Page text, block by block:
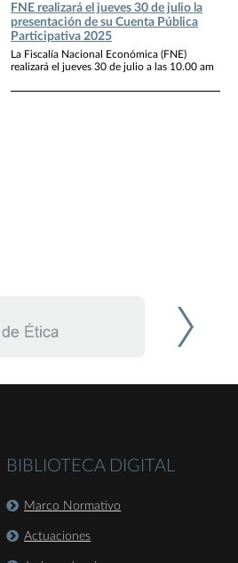
FNE realizará el jueves 30 de julio la
presentación de su Cuenta Pública
Participativa 2025
La Fiscalía Nacional Económica (FNE)
realizará el jueves 30 de julio a las 10.00 am
BIBLIOTECA DIGITAL
Marco Normativo
Actuaciones